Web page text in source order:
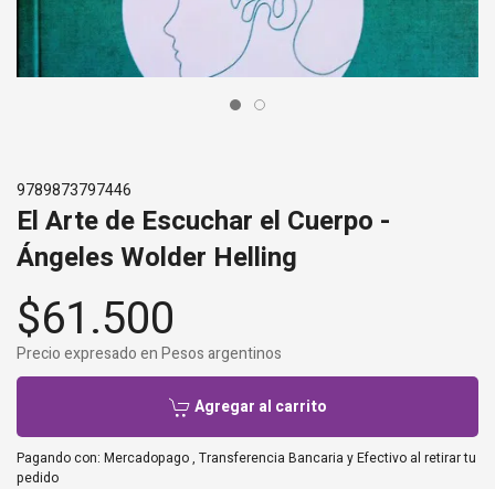
9789873797446
El Arte de Escuchar el Cuerpo -
Ángeles Wolder Helling
$61.500
Precio expresado en Pesos argentinos
Agregar al carrito
Pagando con: Mercadopago, Transferencia Bancaria yEfectivo al retirar tu
pedido